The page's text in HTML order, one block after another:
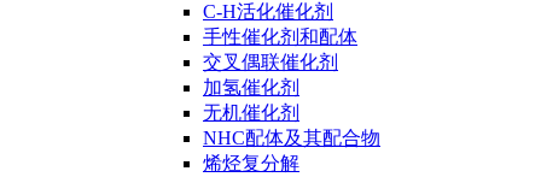
C-H活化催化剂
手性催化剂和配体
交叉偶联催化剂
加氢催化剂
无机催化剂
NHC配体及其配合物
烯烃复分解